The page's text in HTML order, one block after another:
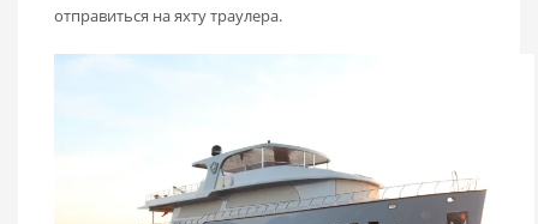
отправиться на яхту траулера.